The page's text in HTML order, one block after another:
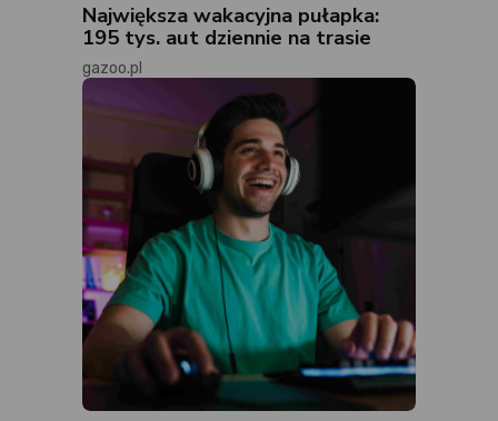
Największa wakacyjna pułapka:
195 tys. aut dziennie na trasie
gazoo.pl